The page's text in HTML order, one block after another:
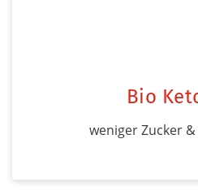
Bio
weniger Zucker